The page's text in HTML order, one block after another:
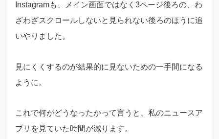
Instagramも、メイン画面ではなく3ページ後ろの、わ
ざわざスクロールしないと見られない後ろのほうに追
いやりました。
見にくくするのが結果的に見ないための一手間になる
ように。
これで何がどうなったかって言うと、私のニュースア
プリを見ていた時間が減ります。